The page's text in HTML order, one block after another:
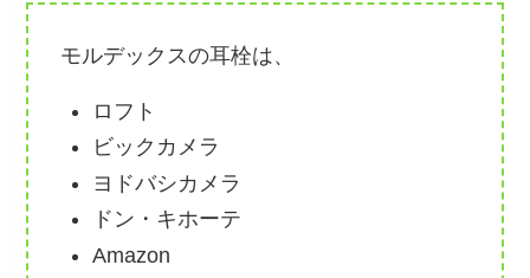
モルデックスの耳栓は、
ロフト
ビックカメラ
ヨドバシカメラ
ドン・キホーテ
Amazon